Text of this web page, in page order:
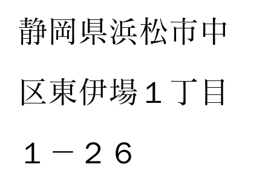
静岡県浜松市中
区東伊場１丁目
１－２６